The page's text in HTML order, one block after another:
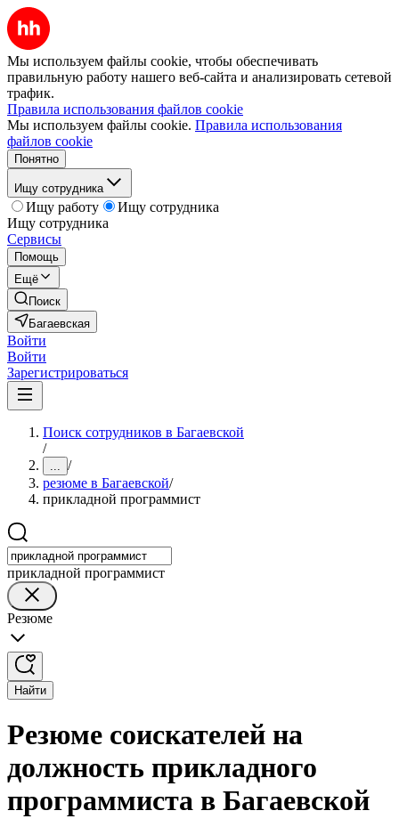
Мы используем файлы cookie, чтобы обеспечивать
правильную работу нашего веб-сайта и анализировать сетевой
трафик.
Правила использования файлов cookie
Мы используем файлы cookie. Правила использования
файлов cookie
Понятно
Ищу сотрудника
Ищу работу
Ищу сотрудника
Ищу сотрудника
Сервисы
Помощь
Ещё
Поиск
Багаевская
Войти
Войти
Зарегистрироваться
Поиск сотрудников в Багаевской
/
... /
резюме в Багаевской/
прикладной программист
прикладной программист
Резюме
Найти
Резюме соискателей на
должность прикладного
программиста в Багаевской